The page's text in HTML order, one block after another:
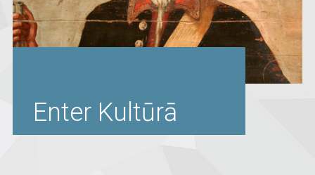
Enter Kultūrā